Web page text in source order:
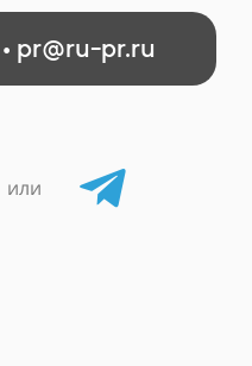
• pr@ru-pr.ru
или